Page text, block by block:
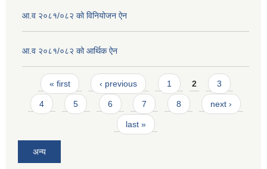
आ.व २०८१/०८२ को विनियोजन ऐन
आ.व २०८१/०८२ को आर्थिक ऐन
Pages
« first ‹ previous 1 2 3
4 5 6 7 8 next ›
last »
अन्य